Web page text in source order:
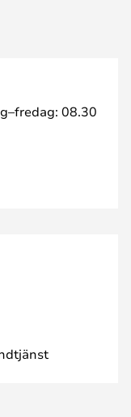
08.30